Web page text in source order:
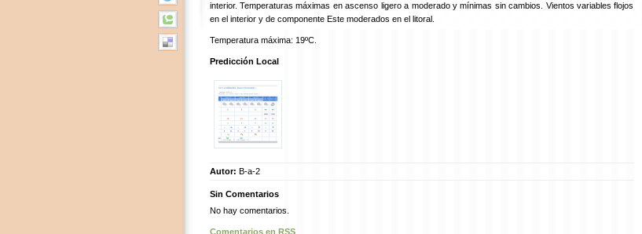
interior. Temperaturas máximas en ascenso ligero a moderado y mínimas sin cambios. Vientos variables flojos
en el interior y de componente Este moderados en el litoral.
Temperatura máxima: 19ºC.
Predicción Local
Autor: B-a-2
Sin Comentarios
No hay comentarios.
Comentarios en RSS